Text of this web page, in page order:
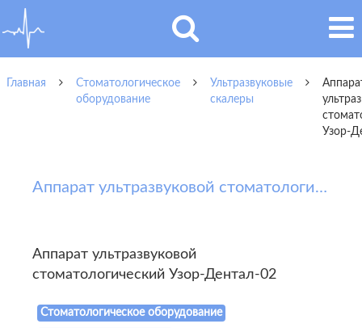
Главная
Стоматологическое
оборудование
Ультразвуковые
скалеры
Узор-
Аппарат ультразвуковой стоматологический Узор-Дентал-02
Аппарат ультразвуковой
стоматологический Узор-Дентал-02
Стоматологическое оборудование